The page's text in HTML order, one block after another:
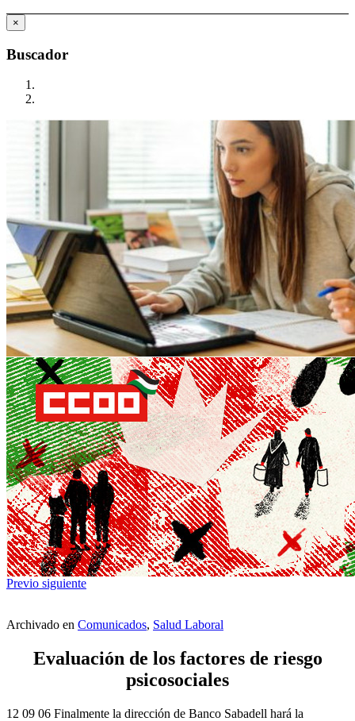
×
Buscador
Previo siguiente
Archivado en Comunicados, Salud Laboral
Evaluación de los factores de riesgo
psicosociales
12 09 06 Finalmente la dirección de Banco Sabadell hará la